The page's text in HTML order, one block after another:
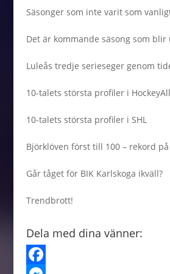
Säsonger som inte varit som
Det är kommande säsong som
Luleås tredje serieseger genom
10-talets största profiler i
10-talets största profiler i SHL
Björklöven först till 100 – rekord
Går tåget för BIK Karlskoga ikväll?
Trendbrott!
Dela med dina vänner: